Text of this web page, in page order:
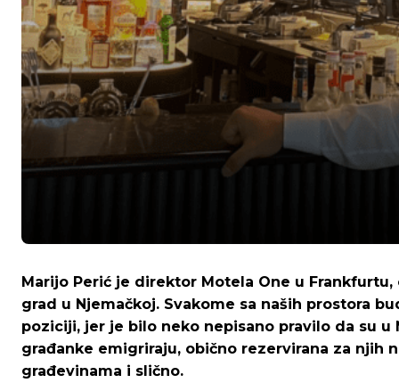
Marijo Perić je direktor Motela One u
grad u Njemačkoj. Svakome sa naših prostora
poziciji, jer je bilo neko nepisano pravilo da su
građanke emigriraju, obično rezervirana za njih
građevinama i slično.